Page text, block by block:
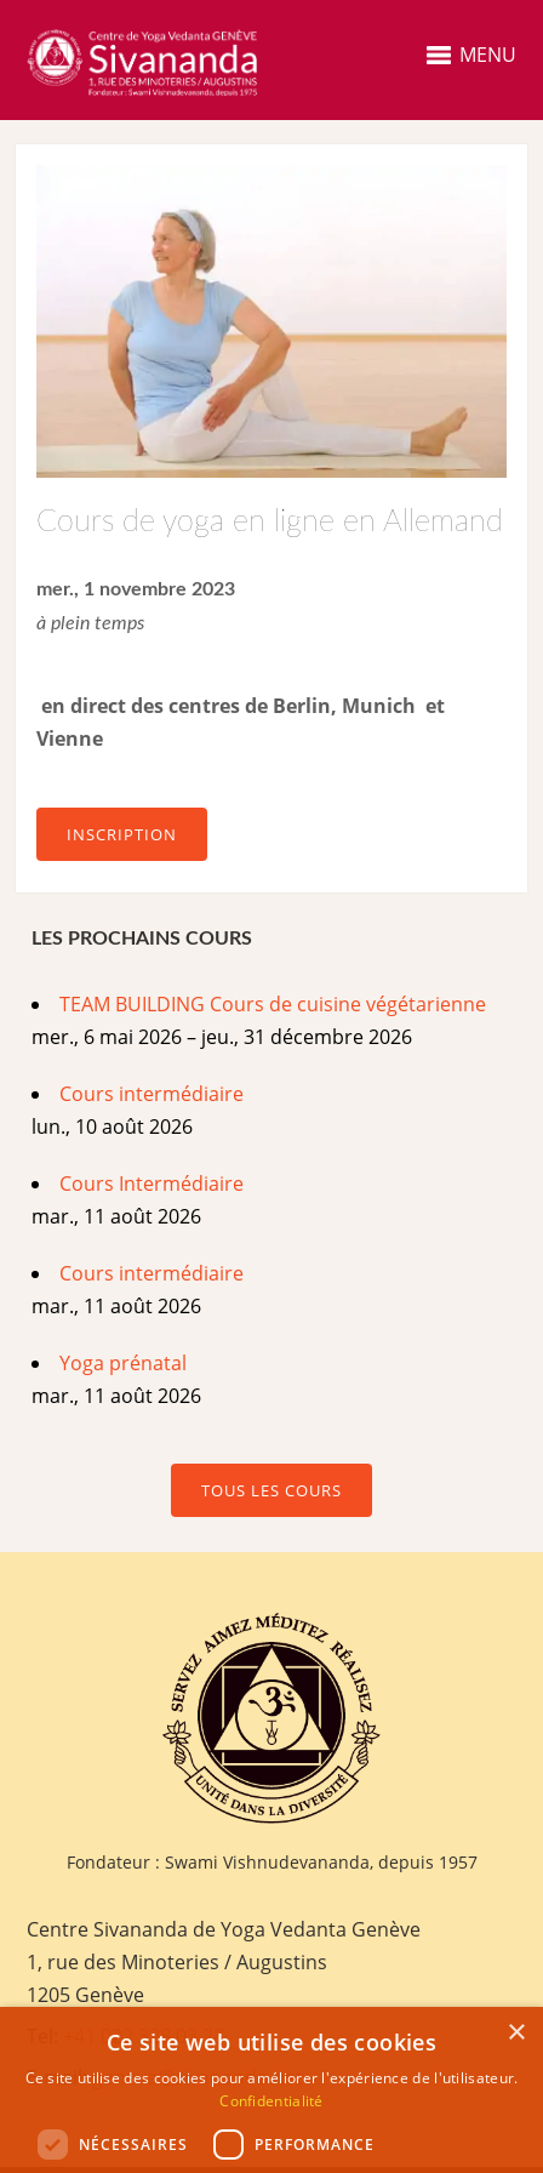
MENU
Cours de yoga en ligne en Allemand
mer., 1 novembre 2023
à plein temps
en direct des centres de Berlin, Munich et
Vienne
INSCRIPTION
LES PROCHAINS COURS
TEAM BUILDING Cours de cuisine végétarienne
mer., 6 mai 2026 – jeu., 31 décembre 2026
Cours intermédiaire
lun., 10 août 2026
Cours Intermédiaire
mar., 11 août 2026
Cours intermédiaire
mar., 11 août 2026
Yoga prénatal
mar., 11 août 2026
TOUS LES COURS
Fondateur : Swami Vishnudevananda, depuis 1957
Centre Sivananda de Yoga Vedanta Genève
1, rue des Minoteries / Augustins
1205 Genève
+41 022 328 03 28
E-mail:geneva@sivananda.net
×
Ce site web utilise des cookies
Ce site utilise des cookies pour améliorer l'expérience de l'utilisateur.
Confidentialité
NÉCESSAIRES PERFORMANCE